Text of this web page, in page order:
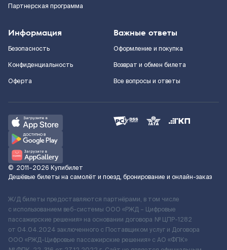
Партнерская программа
Информация
Безопасность
Конфиденциальность
Оферта
Важные ответы
Оформление и покупка
Возврат и обмен билета
Все вопросы и ответы
© 2011–2026 Купибилет
Дешёвые билеты на самолёт и поезд, бронирование и онлайн-заказ
Ж/Д билеты предоставляются партнёрами, в том числе
с использованием веб-системы ООО «РЖД – Цифровые
пассажирские решения» на основании договора № ЦПР-1282
от 04.04.2024 заключенного с Поставщиком услуг и Договора
ООО «РЖД-Цифровые пассажирские решения» c АО «ФПК»